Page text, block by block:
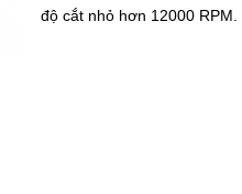
độ cắt nhỏ hơn 12000 RPM.